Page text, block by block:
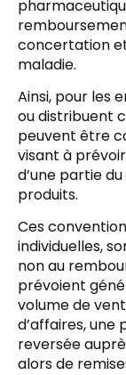
concertation
maladie.
Ainsi, pour les
ou distribuent
peuvent être
visant à
d’une partie
produits.
Ces
individuelles,
non au
prévoient
volume de
d’affaires, une
reversée
alors de